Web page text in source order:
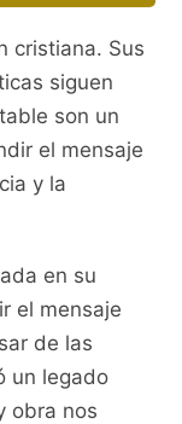
cristiana. Sus
siguen
son un
el mensaje
y la
en su
el mensaje
de las
un legado
obra nos